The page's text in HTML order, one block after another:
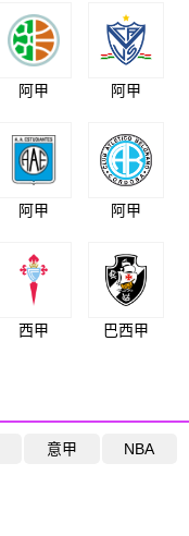
阿甲 阿甲
阿甲 阿甲
西甲 巴西甲
意甲 NBA